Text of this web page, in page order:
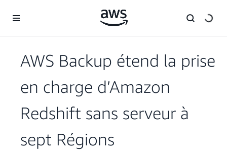
AWS Backup étend la prise
en charge d’Amazon
Redshift sans serveur à
sept Régions